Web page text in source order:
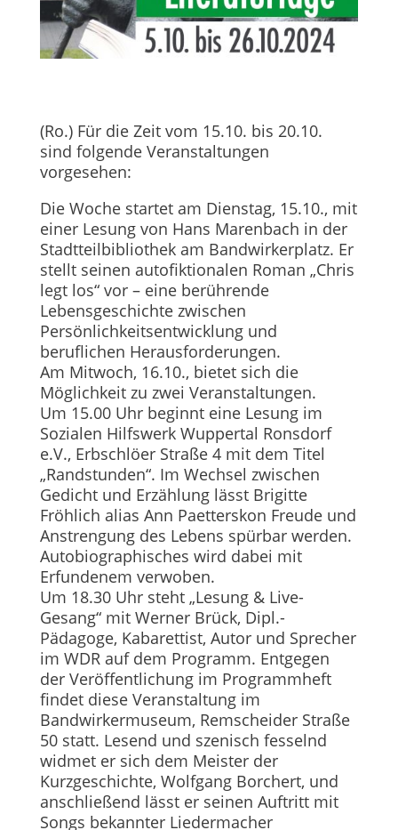
(Ro.) Für die Zeit vom 15.10. bis 20.10.
sind folgende Veranstaltungen
vorgesehen:
Die Woche startet am Dienstag, 15.10., mit
einer Lesung von Hans Marenbach in der
Stadtteilbibliothek am Bandwirkerplatz. Er
stellt seinen autofiktionalen Roman „Chris
legt los“ vor – eine berührende
Lebensgeschichte zwischen
Persönlichkeitsentwicklung und
beruflichen Herausforderungen.
Am Mitwoch, 16.10., bietet sich die
Möglichkeit zu zwei Veranstaltungen.
Um 15.00 Uhr beginnt eine Lesung im
Sozialen Hilfswerk Wuppertal Ronsdorf
e.V., Erbschlöer Straße 4 mit dem Titel
„Randstunden“. Im Wechsel zwischen
Gedicht und Erzählung lässt Brigitte
Fröhlich alias Ann Paetterskon Freude und
Anstrengung des Lebens spürbar werden.
Autobiographisches wird dabei mit
Erfundenem verwoben.
Um 18.30 Uhr steht „Lesung & Live-
Gesang“ mit Werner Brück, Dipl.-
Pädagoge, Kabarettist, Autor und Sprecher
im WDR auf dem Programm. Entgegen
der Veröffentlichung im Programmheft
findet diese Veranstaltung im
Bandwirkermuseum, Remscheider Straße
50 statt. Lesend und szenisch fesselnd
widmet er sich dem Meister der
Kurzgeschichte, Wolfgang Borchert, und
anschließend lässt er seinen Auftritt mit
Songs bekannter Liedermacher